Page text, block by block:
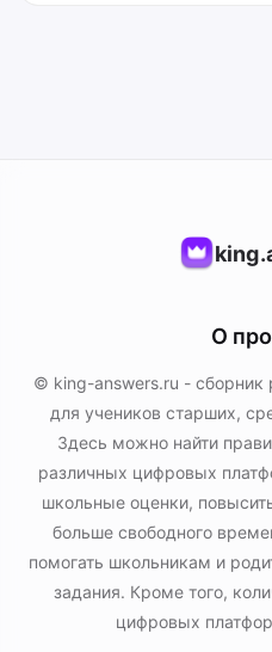
О
© king-answers.ru -
для учеников старших,
Здесь можно найти
различных цифровых
школьные оценки,
больше свободного
помогать школьникам и
задания. Кроме того,
цифровых